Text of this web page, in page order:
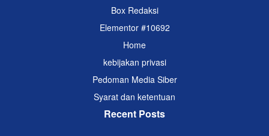
Box Redaksi
Elementor #10692
Home
kebijakan privasi
Pedoman Media Siber
Syarat dan ketentuan
Recent Posts